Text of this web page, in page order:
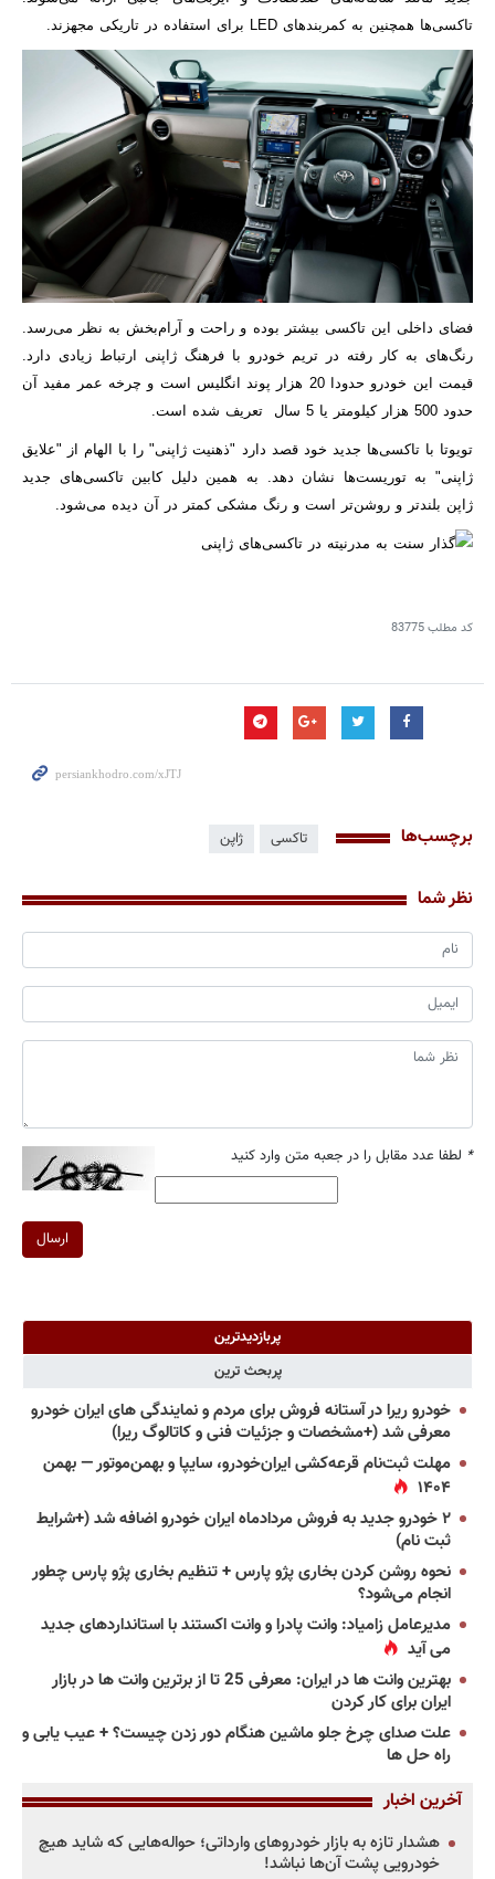
تاکسی‌ها همچنین به کمربندهای LED برای استفاده در تاریکی مجهزند.
فضای داخلی این تاکسی بیشتر بوده و راحت و آرام‌بخش به نظر می‌رسد.
رنگ‌های به کار رفته در تریم خودرو با فرهنگ ژاپنی ارتباط زیادی دارد.
قیمت این خودرو حدودا 20 هزار پوند انگلیس است و چرخه عمر مفید آن
حدود 500 هزار کیلومتر یا 5 سال تعریف شده است.
تویوتا با تاکسی‌ها جدید خود قصد دارد "ذهنیت ژاپنی" را با الهام از "علایق
ژاپنی" به توریست‌ها نشان دهد. به همین دلیل کابین تاکسی‌های جدید
ژاپن بلندتر و روشن‌تر است و رنگ‌ مشکی کمتر در آن دیده می‌شود.
کد مطلب83775
برچسب‌ها تاکسی ژاپن
نظر شما
* لطفا عدد مقابل را در جعبه متن وارد کنید
ارسال
پربازدیدترین
پربحث ترین
خودرو ریرا در آستانه فروش برای مردم و نمایندگی های ایران خودرو
معرفی شد (+مشخصات و جزئیات فنی و کاتالوگ ریرا)
مهلت ثبت‌نام قرعه‌کشی ایران‌خودرو، سایپا و بهمن‌موتور — بهمن
۱۴۰۴
۲ خودرو جدید به فروش مردادماه ایران خودرو اضافه شد (+شرایط
ثبت نام)
نحوه روشن کردن بخاری پژو پارس + تنظیم بخاری پژو پارس چطور
انجام می‌شود؟
مدیرعامل زامیاد: وانت پادرا و وانت اکستند با استانداردهای جدید
می آید
بهترین وانت ها در ایران: معرفی 25 تا از برترین وانت ها در بازار
ایران برای کار کردن
علت صدای چرخ جلو ماشین هنگام دور زدن چیست؟ + عیب یابی و
راه حل ها
آخرین اخبار
هشدار تازه به بازار خودروهای وارداتی؛ حواله‌هایی که شاید هیچ
خودرویی پشت آن‌ها نباشد!